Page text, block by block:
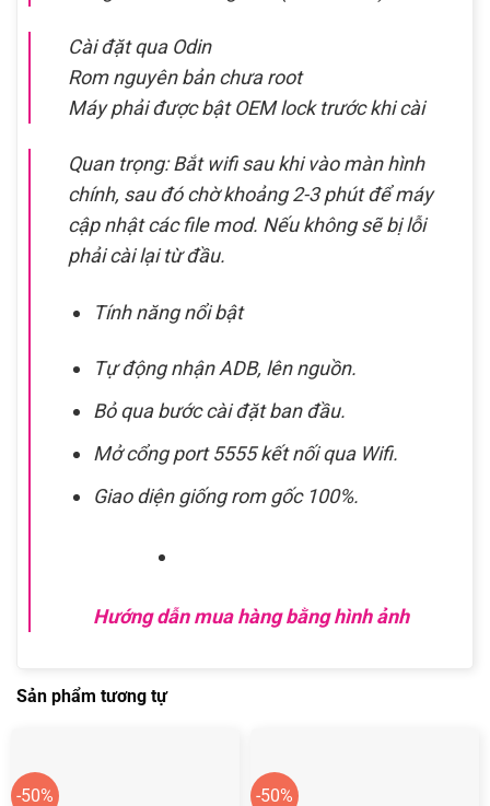
Cài đặt qua Odin
Rom nguyên bản chưa root
Máy phải được bật OEM lock trước khi cài
Quan trọng: Bắt wifi sau khi vào màn hình
chính, sau đó chờ khoảng 2-3 phút để máy
cập nhật các file mod. Nếu không sẽ bị lỗi
phải cài lại từ đầu.
Tính năng nổi bật
Tự động nhận ADB, lên nguồn.
Bỏ qua bước cài đặt ban đầu.
Mở cổng port 5555 kết nối qua Wifi.
Giao diện giống rom gốc 100%.
Hướng dẫn mua hàng bằng hình ảnh
Sản phẩm tương tự
-50% -50%